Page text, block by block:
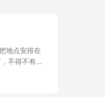
地点安排在
不得不有些
背景文化之